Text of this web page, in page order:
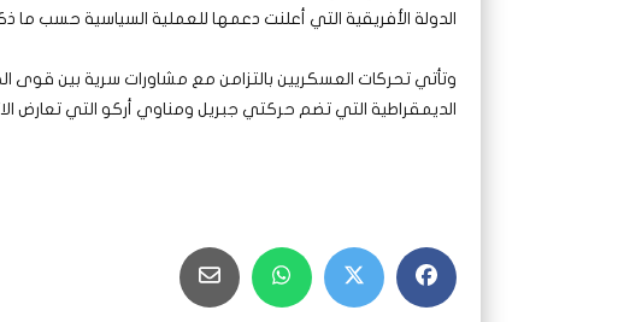
الدولة الأفريقية التي أعلنت دعمها للعملية السياسية حسب ما
وتأتي تحركات العسكريين بالتزامن مع مشاورات سرية بين قوى
الديمقراطية التي تضم حركتي جبريل ومناوي أركو التي تعارض